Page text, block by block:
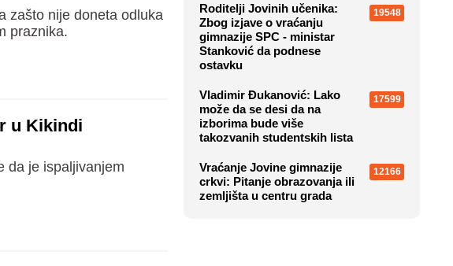
zašto nije doneta odluka
praznika.
u Kikindi
da je ispaljivanjem
Roditelji Jovinih učenika:
Zbog izjave o vraćanju
gimnazije SPC - ministar
Stanković da podnese
ostavku
19548
Vladimir Đukanović: Lako
može da se desi da na
izborima bude više
takozvanih studentskih lista
17599
Vraćanje Jovine gimnazije
crkvi: Pitanje obrazovanja ili
zemljišta u centru grada
12166